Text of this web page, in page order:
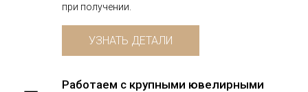
при получении.
УЗНАТЬ ДЕТАЛИ
Работаем с крупными ювелирными